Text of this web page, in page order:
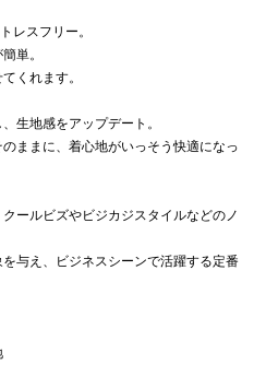
レスフリー。
単。
くれます。
生地感をアップデート。
ままに、着心地がいっそう快適になっ
ールビズやビジカジスタイルなどのノ
与え、ビジネスシーンで活躍する定番